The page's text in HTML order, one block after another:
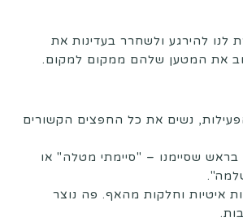
לנו להירגע ולשחרר בעדינות את
את המטען שלהם ממקום למקום.
נשים את כל החפצים הקשורים
בראש שסיימנו – "סיימתי מטלה" או
נשימות איטיות וחלקות מהאף. פה נוצר